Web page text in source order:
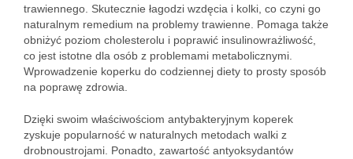
trawiennego. Skutecznie łagodzi wzdęcia i kolki, co czyni go
naturalnym remedium na problemy trawienne. Pomaga także
obniżyć poziom cholesterolu i poprawić insulinowrażliwość,
co jest istotne dla osób z problemami metabolicznymi.
Wprowadzenie koperku do codziennej diety to prosty sposób
na poprawę zdrowia.
Dzięki swoim właściwościom antybakteryjnym koperek
zyskuje popularność w naturalnych metodach walki z
drobnoustrojami. Ponadto, zawartość antyoksydantów